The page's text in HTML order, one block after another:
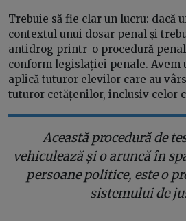
Trebuie să fie clar un lucru: dacă
contextul unui dosar penal și
antidrog printr-o procedură
conform legislației penale. Avem
aplică tuturor elevilor care au
tuturor cetățenilor, inclusiv celor
Această procedură de
vehiculează și o aruncă în
persoane politice, este o
sistemului de